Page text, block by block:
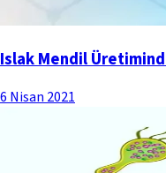
Islak Mendil
6 Nisan 2021